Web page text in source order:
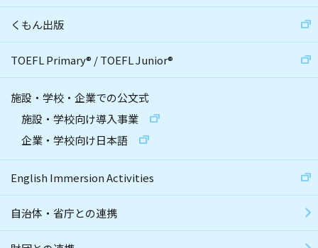
くもん出版
TOEFL Primary® /TOEFL Junior®
施設・学校・企業での公文式
施設・学校向け導入事業
企業・学校向け日本語
English Immersion Activities
自治体・省庁との連携